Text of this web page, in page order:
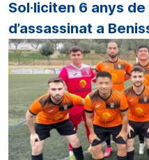
Sol·liciten 6 anys
d’assassinat a